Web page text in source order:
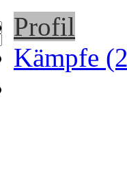
Profil
Kämpfe